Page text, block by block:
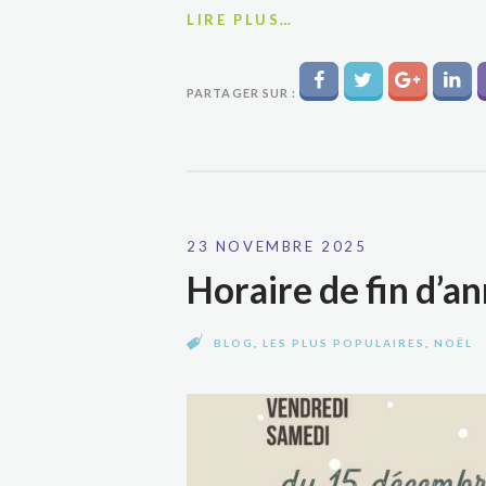
LIRE PLUS…
PARTAGER SUR :
23 NOVEMBRE 2025
Horaire de fin
BLOG , LES PLUS POPULAIRES , NOËL